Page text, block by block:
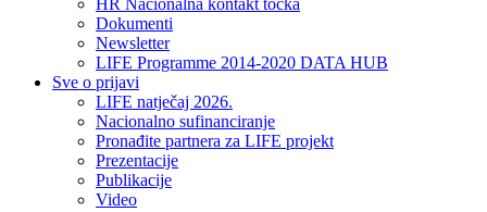
HR Nacionalna kontakt točka
Dokumenti
Newsletter
LIFE Programme 2014-2020 DATA HUB
Sve o prijavi
LIFE natječaj 2026.
Nacionalno sufinanciranje
Pronađite partnera za LIFE projekt
Prezentacije
Publikacije
Video